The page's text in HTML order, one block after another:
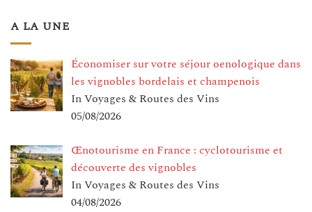
A LA UNE
Économiser sur votre séjour oenologique dans
les vignobles bordelais et champenois
In Voyages & Routes des Vins
05/08/2026
Œnotourisme en France : cyclotourisme et
découverte des vignobles
In Voyages & Routes des Vins
04/08/2026